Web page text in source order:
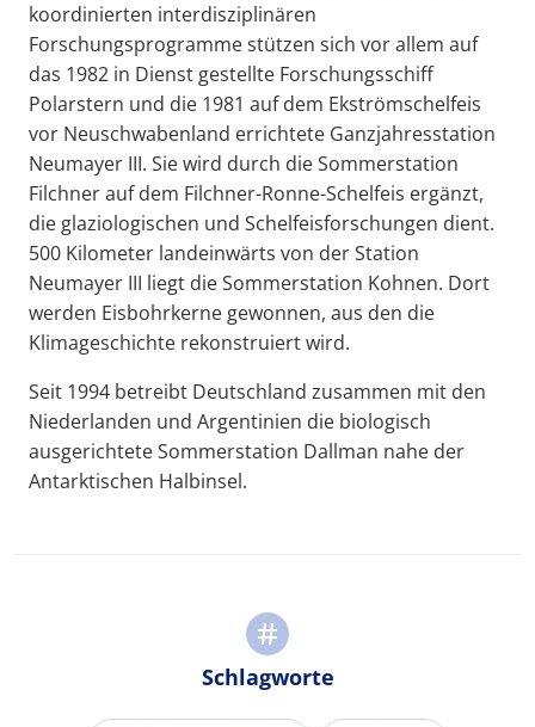
koordinierten interdisziplinären
Forschungsprogramme stützen sich vor allem auf
das 1982 in Dienst gestellte Forschungsschiff
Polarstern und die 1981 auf dem Ekströmschelfeis
vor Neuschwabenland errichtete Ganzjahresstation
Neumayer III. Sie wird durch die Sommerstation
Filchner auf dem Filchner-Ronne-Schelfeis ergänzt,
die glaziologischen und Schelfeisforschungen dient.
500 Kilometer landeinwärts von der Station
Neumayer III liegt die Sommerstation Kohnen. Dort
werden Eisbohrkerne gewonnen, aus den die
Klimageschichte rekonstruiert wird.
Seit 1994 betreibt Deutschland zusammen mit den
Niederlanden und Argentinien die biologisch
ausgerichtete Sommerstation Dallman nahe der
Antarktischen Halbinsel.
Schlagworte